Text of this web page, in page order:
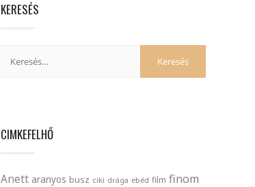
KERESÉS
CIMKEFELHŐ
Anett aranyos busz ciki drága ebéd film finom